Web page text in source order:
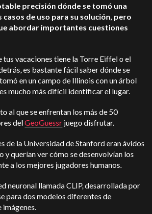
precisión dónde se tomó una
de uso para su solución, pero
abordar importantes cuestiones
tus vacaciones tiene la Torre Eiffel o el
es bastante fácil saber dónde se
en un campo de Illinois con un árbol
mucho más difícil identificar el lugar.
al que se enfrentan los más de 50
delGeoGuessr juego disfrutar.
de la Universidad de Stanford eran ávidos
y querían ver cómo se desenvolvían los
a los mejores jugadores humanos.
neuronal llamada CLIP, desarrollada por
para dos modelos diferentes de